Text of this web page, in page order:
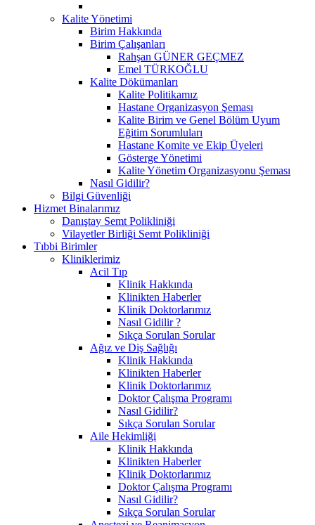
Kalite Yönetimi
Birim Hakkında
Birim Çalışanları
Rahşan GÜNER GEÇMEZ
Emel TÜRKOĞLU
Kalite Dökümanları
Kalite Politikamız
Hastane Organizasyon Şeması
Kalite Birim ve Genel Bölüm Uyum
Eğitim Sorumluları
Hastane Komite ve Ekip Üyeleri
Gösterge Yönetimi
Kalite Yönetim Organizasyonu Şeması
Nasıl Gidilir?
Bilgi Güvenliği
Hizmet Binalarımız
Danıştay Semt Polikliniği
Vilayetler Birliği Semt Polikliniği
Tıbbi Birimler
Kliniklerimiz
Acil Tıp
Klinik Hakkında
Klinikten Haberler
Klinik Doktorlarımız
Nasıl Gidilir ?
Sıkça Sorulan Sorular
Ağız ve Diş Sağlığı
Klinik Hakkında
Klinikten Haberler
Klinik Doktorlarımız
Doktor Çalışma Programı
Nasıl Gidilir?
Sıkça Sorulan Sorular
Aile Hekimliği
Klinik Hakkında
Klinikten Haberler
Klinik Doktorlarımız
Doktor Çalışma Programı
Nasıl Gidilir?
Sıkça Sorulan Sorular